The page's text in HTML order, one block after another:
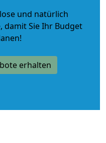
und natürlich
, damit Sie Ihr Budget
erhalten